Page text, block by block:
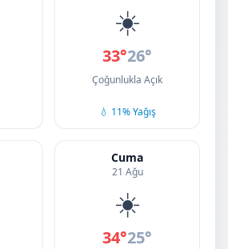
☀️
33°26°
Çoğunlukla Açık
💧 11% Yağış
Cuma
21 Ağu
☀️
34°25°